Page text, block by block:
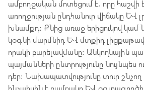
ամբողջական մոտեցում է, որը հաշվի
առողջության ընդհանուր վիճակը և
խնամքդ: Քնից առաջ երիցուկով կամ
կօգնի մարմնիդ և մտքիդ
որակի բարելավմանը: Անկողնային
պայմանների ընտրությունը
դեր: Նախապատվությունը տուր շնչող
ինչպիսին է բամբակը և